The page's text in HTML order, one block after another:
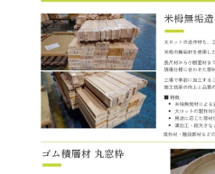
送料について
お支払いについて
注意事項とよくある質問
プレート・表札
新生活
フォトコンテスト